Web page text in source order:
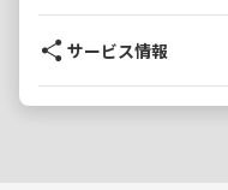
サービス情報